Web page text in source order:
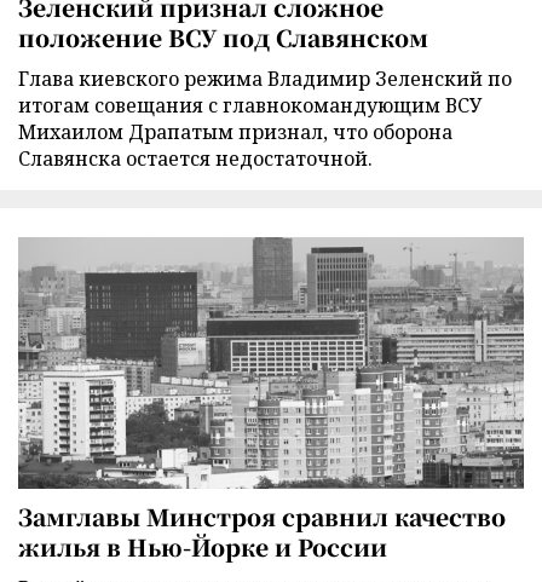
Зеленский признал сложное
положение ВСУ под Славянском
Глава киевского режима Владимир Зеленский по
итогам совещания с главнокомандующим ВСУ
Михаилом Драпатым признал, что оборона
Славянска остается недостаточной.
Замглавы Минстроя сравнил качество
жилья в Нью-Йорке и России